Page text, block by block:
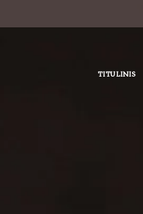
TITULINIS